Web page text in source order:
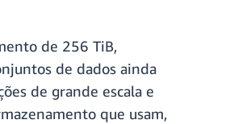
de 256 TiB,
de dados ainda
de grande escala e
que usam,